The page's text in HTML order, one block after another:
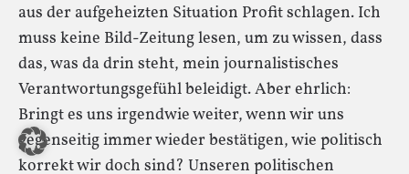
aus der aufgeheizten Situation Profit schlagen. Ich
muss keine Bild-Zeitung lesen, um zu wissen, dass
das, was da drin steht, mein journalistisches
Verantwortungsgefühl beleidigt. Aber ehrlich:
Bringt es uns irgendwie weiter, wenn wir uns
gegenseitig immer wieder bestätigen, wie politisch
korrekt wir doch sind? Unseren politischen